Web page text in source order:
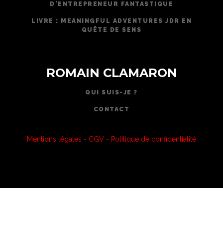
D'ENTREPRENEUR FANTASTIQUE
LIVRE : MEANINGFUL ADVENTURES JDR EN
QUÊTE DE SENS
ROMAIN CLAMARON
QUI SUIS-JE ?
CONTACT
Mentions légales - CGV - Politique de confidentialité